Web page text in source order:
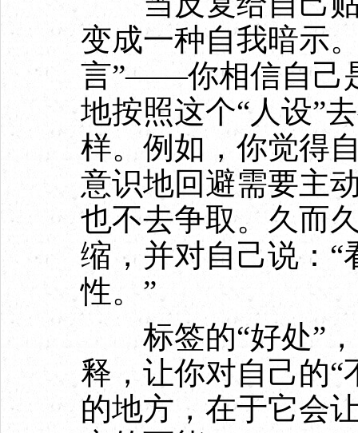
变成一种自我暗示
言”——你相信自己
地按照这个“人设”
样。例如，你觉得
意识地回避需要主
也不去争取。久而
缩，并对自己说：
性。”
标签的“好处”，
释，让你对自己的“
的地方，在于它会